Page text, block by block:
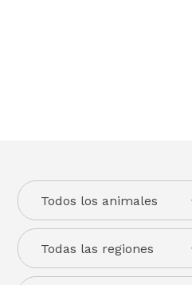
Todas las regiones
Todos los animales